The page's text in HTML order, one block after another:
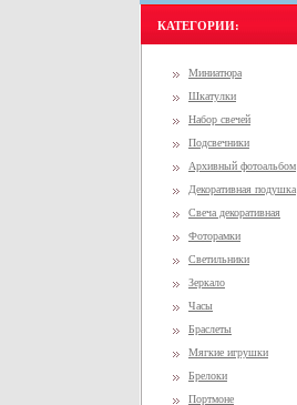
КАТЕГОРИИ:
Миниатюра
Шкатулки
Набор свечей
Подсвечники
Архивный фотоальбом
Декоративная подушка
Свеча декоративная
Фоторамки
Светильники
Зеркало
Часы
Браслеты
Мягкие игрушки
Брелоки
Портмоне